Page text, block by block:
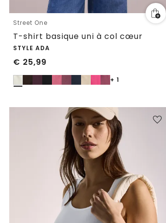
Street One
T-shirt basique uni à col cœur
STYLE ADA
€ 25,99
+ 1